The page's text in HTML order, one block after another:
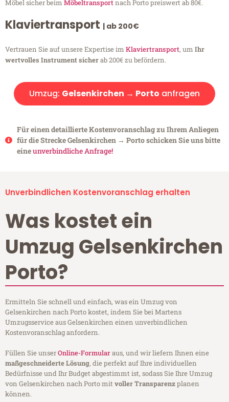
Möbel sicher beim Möbeltransportnach Porto preiswert ab 80€.
Klaviertransport | ab 200€
Vertrauen Sie auf unsere Expertise im Klaviertransport, um Ihr
wertvolles Instrument sicherab 200€ zu befördern.
Umzug: Gelsenkirchen → Porto anfragen
Für einen detaillierte Kostenvoranschlag zu Ihrem Anliegen
für die Strecke Gelsenkirchen → Porto schicken Sie uns bitte
eineunverbindliche Anfrage!
Unverbindlichen Kostenvoranschlag erhalten
Was kostet ein
Umzug Gelsenkirchen
Porto?
Ermitteln Sie schnell und einfach, was ein Umzug von
Gelsenkirchen nach Porto kostet, indem Sie bei Martens
Umzugsservice aus Gelsenkirchen einen unverbindlichen
Kostenvoranschlag anfordern.
Füllen Sie unserOnline-Formularaus, und wir liefern Ihnen eine
maßgeschneiderte Lösung, die perfekt auf Ihre individuellen
Bedürfnisse und Ihr Budget abgestimmt ist, sodass Sie Ihre Umzug
von Gelsenkirchen nach Porto mitvoller Transparenzplanen
können.